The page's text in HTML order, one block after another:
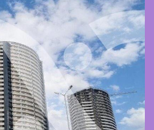
زمینی)
دریاچه
چیتگر
/
نارنج